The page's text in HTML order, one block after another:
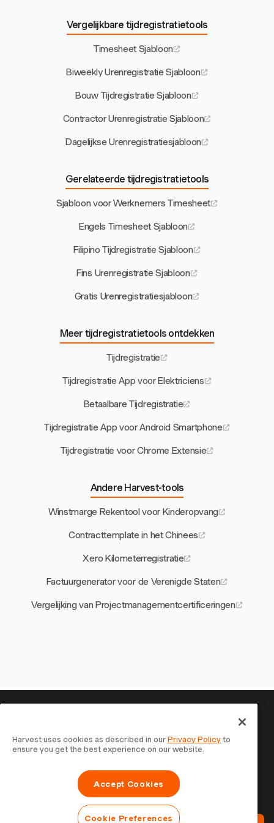
Vergelijkbare tijdregistratietools
Timesheet Sjabloon
Biweekly Urenregistratie Sjabloon
Bouw Tijdregistratie Sjabloon
Contractor Urenregistratie Sjabloon
Dagelijkse Urenregistratiesjabloon
Gerelateerde tijdregistratietools
Sjabloon voor Werknemers Timesheet
Engels Timesheet Sjabloon
Filipino Tijdregistratie Sjabloon
Fins Urenregistratie Sjabloon
Gratis Urenregistratiesjabloon
Meer tijdregistratietools ontdekken
Tijdregistratie
Tijdregistratie App voor Elektriciens
Betaalbare Tijdregistratie
Tijdregistratie App voor Android Smartphone
Tijdregistratie voor Chrome Extensie
Andere Harvest-tools
Winstmarge Rekentool voor Kinderopvang
Contracttemplate in het Chinees
Xero Kilometerregistratie
Factuurgenerator voor de Verenigde Staten
Vergelijking van Projectmanagementcertificeringen
Je tijd is het waard om bij te
houden — begin nu
Sluit je aan bij meer dan 70.000 bedrijven die tijd
registreren, klanten factureren en sneller betaald worden
met Harvest. Gratis te proberen, in 30 seconden
Harvest uses cookies as described in ourPrivacy Policyto
ensure you get the best experience on our website.
Accept Cookies
Cookie Preferences